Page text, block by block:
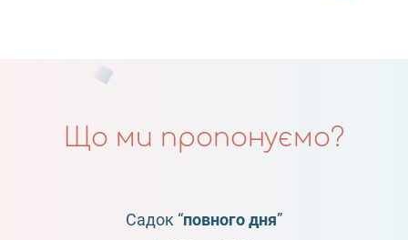
Що ми пропонуємо?
Садок “повного дня”